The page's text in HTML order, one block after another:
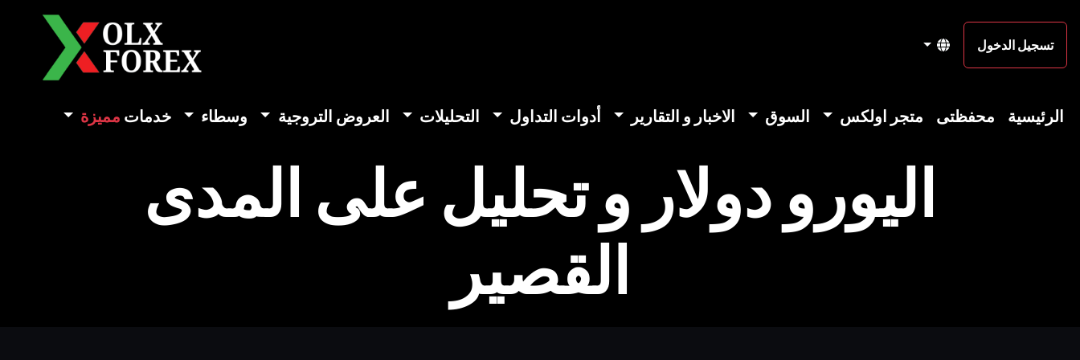
تسجيل الدخول
الرئيسية محفظتى متجر اولكس السوق الاخبار و التقارير أدوات التداول التحليلات العروض التروجية وسطاء خدمات مميزة
اليورو دولار و تحليل على المدى
القصير